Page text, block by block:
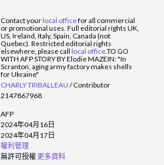
Contact yourlocal officefor all commercial
or promotional uses. Full editorial rights UK,
US, Ireland, Italy, Spain, Canada (not
Quebec). Restricted editorial rights
elsewhere, please call local office.TO GO
WITH AFP STORY BY Elodie MAZEIN: "In
Scranton, aging army factory makes shells
for Ukraine"
CHARLY TRIBALLEAU /Contributor
2147867968
AFP
2024年04月16日
2024年04月17日
權利管理
無許可授權更多資料